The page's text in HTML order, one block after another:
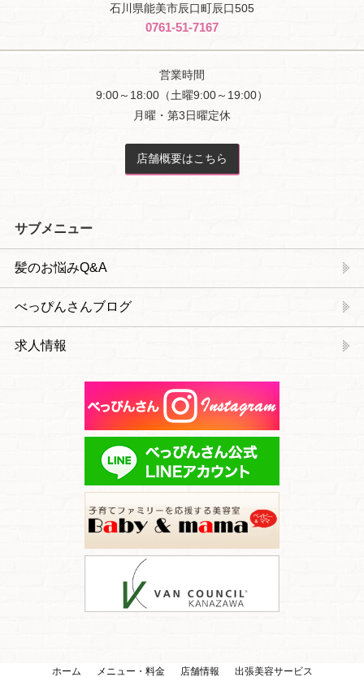
石川県能美市辰口町辰口505
0761-51-7167
営業時間
9:00～18:00（土曜9:00～19:00）
月曜・第3日曜定休
店舗概要はこちら
サブメニュー
髪のお悩みQ&A
べっぴんさんブログ
求人情報
ホーム メニュー・料金 店舗情報 出張美容サービス